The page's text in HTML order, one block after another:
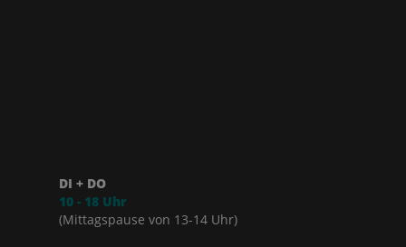
DI + DO
10 - 18 Uhr
(Mittagspause von 13-14 Uhr)